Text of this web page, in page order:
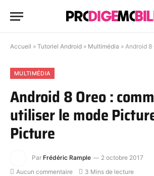
Accueil » Tutoriel Android » Multimédia » Android 8 Oreo :
MULTIMÉDIA
Android 8 Oreo :
utiliser le mode
Picture
Par Frédéric Rample
2 octobre 2017
Aucun commentaire
3 Mins de lecture